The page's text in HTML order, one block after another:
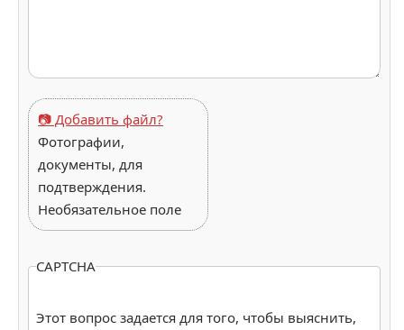
📷 Добавить файл?
Фотографии,
документы, для
подтверждения.
Необязательное поле
CAPTCHA
Этот вопрос задается для того, чтобы выяснить,